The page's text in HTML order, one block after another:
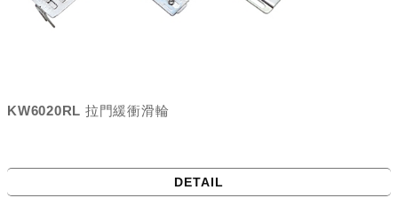
KW6020RL 拉門緩衝滑輪
DETAIL